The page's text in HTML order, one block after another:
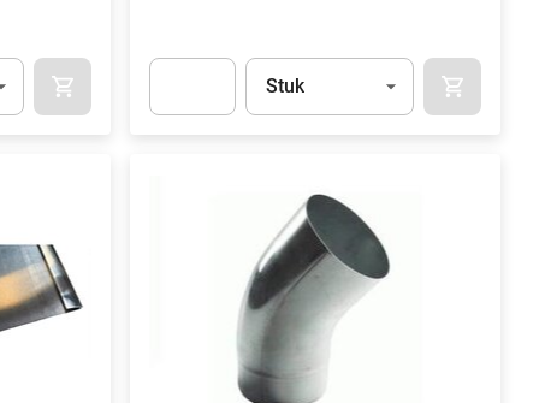
APOK.CATEGORY.PRODUCTS.CART.ADDTOCART
Eenheid
Stuk